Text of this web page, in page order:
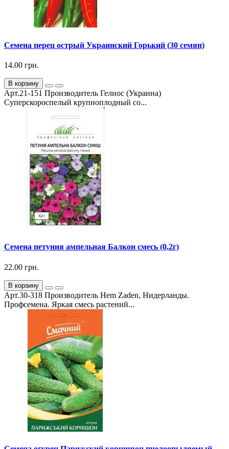
Семена перец острый Украинский Горький (30 семян)
14.00 грн.
В корзину
Арт.21-151 Производитель Гелиос (Украина)
Суперскороспелый крупноплодный со...
Семена петуния ампельная Балкон смесь (0,2г)
22.00 грн.
В корзину
Арт.30-318 Производитель Hem Zaden, Нидерланды.
Профсемена. Яркая смесь растений...